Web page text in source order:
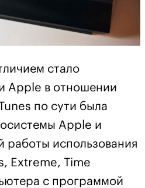
стало
Apple в отношении
по сути была
Apple и
работы использования
Extreme, Time
с программой